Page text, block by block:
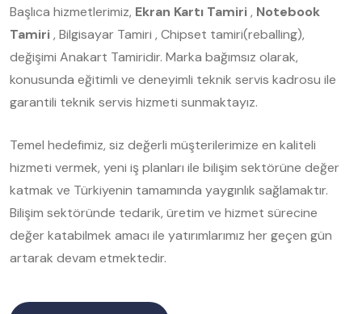
Başlıca hizmetlerimiz, Ekran Kartı Tamiri, Notebook
Tamiri, Bilgisayar Tamiri , Chipset tamiri(reballing),
değişimi Anakart Tamiridir. Marka bağımsız olarak,
konusunda eğitimli ve deneyimli teknik servis kadrosu ile
garantili teknik servis hizmeti sunmaktayız.
Temel hedefimiz, siz değerli müşterilerimize en kaliteli
hizmeti vermek, yeni iş planları ile bilişim sektörüne değer
katmak ve Türkiyenin tamamında yaygınlık sağlamaktır.
Bilişim sektöründe tedarik, üretim ve hizmet sürecine
değer katabilmek amacı ile yatırımlarımız her geçen gün
artarak devam etmektedir.